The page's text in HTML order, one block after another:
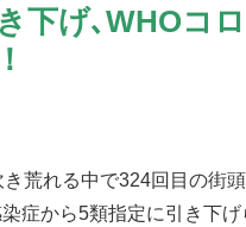
下げ､WHOコ
荒れる中で324回目の街
症から5類指定に引き下げ